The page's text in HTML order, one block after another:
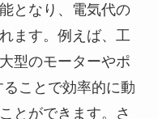
となり、電気代の
ます。例えば、工
型のモーターやポ
ことで効率的に動
とができます。さ